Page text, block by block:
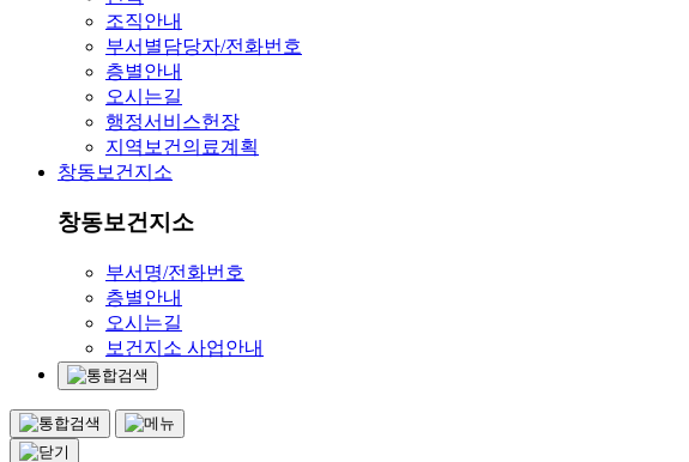
조직안내
부서별담당자/전화번호
층별안내
오시는길
행정서비스헌장
지역보건의료계획
창동보건지소
창동보건지소
부서명/전화번호
층별안내
오시는길
보건지소 사업안내